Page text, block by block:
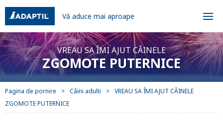
Vă aduce mai aproape
VREAU SA ÎMI AJUT CÂINELE
ZGOMOTE PUTERNICE
Pagina de pornire Câini adulti
VREAU SA ÎMI AJUT CÂINELE
ZGOMOTE PUTERNICE